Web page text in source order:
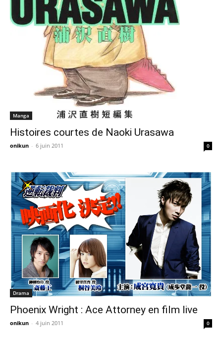
Manga
Histoires courtes de Naoki Urasawa
onikun - 6 juin 2011 0
Drama
Phoenix Wright : Ace Attorney en film live
onikun - 4 juin 2011 0